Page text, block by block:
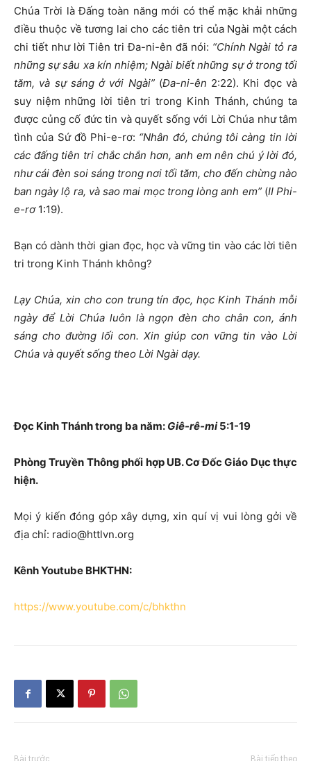
Chúa Trời là Đấng toàn năng mới có thể mặc khải những
điều thuộc về tương lai cho các tiên tri của Ngài một cách
chi tiết như lời Tiên tri Đa-ni-ên đã nói: “Chính Ngài tỏ ra
những sự sâu xa kín nhiệm; Ngài biết những sự ở trong tối
tăm, và sự sáng ở với Ngài”(Đa-ni-ên 2:22). Khi đọc và
suy niệm những lời tiên tri trong Kinh Thánh, chúng ta
được củng cố đức tin và quyết sống với Lời Chúa như tâm
tình của Sứ đồ Phi-e-rơ: “Nhân đó, chúng tôi càng tin lời
các đấng tiên tri chắc chắn hơn, anh em nên chú ý lời đó,
như cái đèn soi sáng trong nơi tối tăm, cho đến chừng nào
ban ngày lộ ra, và sao mai mọc trong lòng anh em”(II Phi-
e-rơ1:19).
Bạn có dành thời gian đọc, học và vững tin vào các lời tiên
tri trong Kinh Thánh không?
Lạy Chúa, xin cho con trung tín đọc, học Kinh Thánh mỗi
ngày để Lời Chúa luôn là ngọn đèn cho chân con, ánh
sáng cho đường lối con. Xin giúp con vững tin vào Lời
Chúa và quyết sống theo Lời Ngài dạy.
Đọc Kinh Thánh trong ba năm: Giê-rê-mi5:1-19
Phòng Truyền Thông phối hợp UB. Cơ Đốc Giáo Dục thực
hiện.
Mọi ý kiến đóng góp xây dựng, xin quí vị vui lòng gởi về
địa chỉ: radio@httlvn.org
Kênh Youtube BHKTHN:
https://www.youtube.com/c/bhkthn
Bài trước Bài tiếp theo